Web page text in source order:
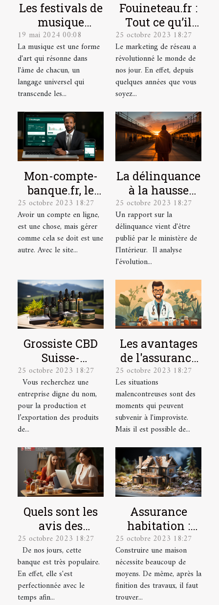
Les festivals de
musique
indépendante
et leur
contribution à
la scène
culturelle
19 mai 2024 00:08
La musique est une forme
d'art qui résonne dans
l'âme de chacun, un
langage universel qui
transcende les...
Fouineteau.fr :
Tout ce qu’il
faut savoir sur
ce site
25 octobre 2023 18:27
Le marketing de réseau a
révolutionné le monde de
nos jour. En effet, depuis
quelques années que vous
soyez...
Mon-compte-
banque.fr, le
site idéal pour
la gestion de
vos comptes en
ligne.
25 octobre 2023 18:27
Avoir un compte en ligne,
est une chose, mais gérer
comme cela se doit est une
autre. Avec le site...
La délinquance
à la hausse
depuis le
déconfinement
25 octobre 2023 18:27
Un rapport sur la
délinquance vient d'être
publié par le ministère de
l'Intérieur. Il analyse
l'évolution...
Grossiste CBD
Suisse-
Producteur &
Exportateur
25 octobre 2023 18:27
Vous recherchez une
entreprise digne du nom,
pour la production et
l’exportation des produits
de...
Les avantages
de l'assurance
santé pour les
salariés
25 octobre 2023 18:27
Les situations
malencontreuses sont des
moments qui peuvent
subvenir à l'improviste.
Mais il est possible de...
Quels sont les
avis des
utilisateurs sur
la banque en
ligne
Boursorama ?
25 octobre 2023 18:27
De nos jours, cette
banque est très populaire.
En effet, elle s'est
perfectionnée avec le
temps afin...
Assurance
habitation :
quelles sont les
garanties ?
25 octobre 2023 18:27
Construire une maison
nécessite beaucoup de
moyens. De même, après la
finition des travaux, il faut
trouver...